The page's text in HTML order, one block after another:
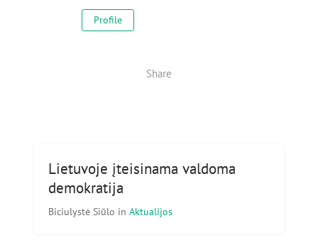
Profile
Share
Lietuvoje įteisinama valdoma
demokratija
Biciulystė Siūlo in Aktualijos